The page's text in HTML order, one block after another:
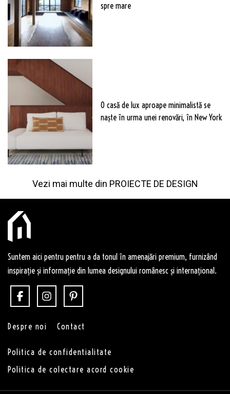
spre mare
O casă de lux aproape minimalistă se
naște în urma unei renovări, în New York
Vezi mai multe din PROIECTE DE DESIGN
Suntem aici pentru pentru a da tonul în amenajări premium, furnizând
inspirație și informație din lumea designului românesc și internațional.
Despre noi Contact
Politica de confidentialitate
Politica de colectare acord cookie